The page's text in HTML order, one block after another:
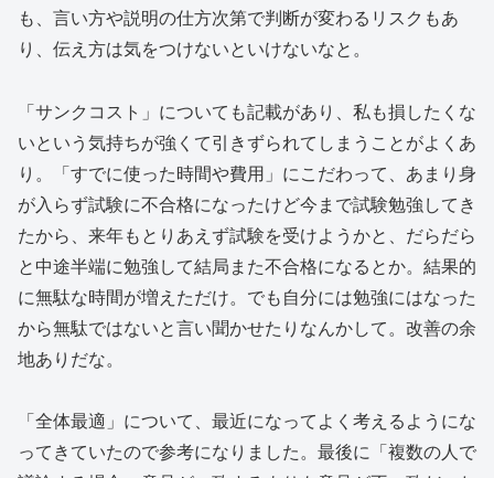
も、言い方や説明の仕方次第で判断が変わるリスクもあ
り、伝え方は気をつけないといけないなと。
「サンクコスト」についても記載があり、私も損したくな
いという気持ちが強くて引きずられてしまうことがよくあ
り。「すでに使った時間や費用」にこだわって、あまり身
が入らず試験に不合格になったけど今まで試験勉強してき
たから、来年もとりあえず試験を受けようかと、だらだら
と中途半端に勉強して結局また不合格になるとか。結果的
に無駄な時間が増えただけ。でも自分には勉強にはなった
から無駄ではないと言い聞かせたりなんかして。改善の余
地ありだな。
「全体最適」について、最近になってよく考えるようにな
ってきていたので参考になりました。最後に「複数の人で